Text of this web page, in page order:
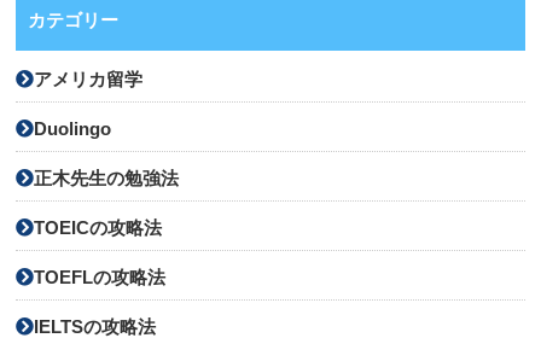
カテゴリー
アメリカ留学
Duolingo
正木先生の勉強法
TOEICの攻略法
TOEFLの攻略法
IELTSの攻略法